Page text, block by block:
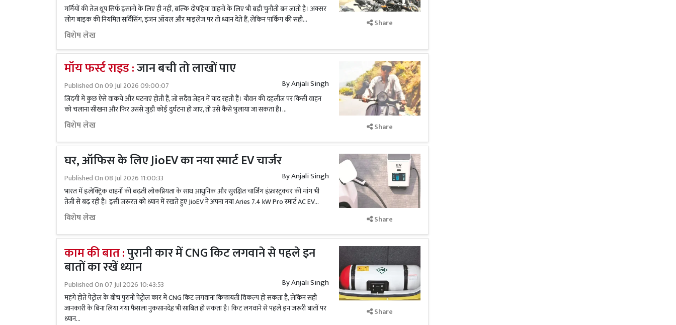
गर्मियों की तेज धूप सिर्फ इंसानों के लिए ही नहीं, बल्कि दोपहिया वाहनों के लिए भी बड़ी चुनौती बन जाती है। अक्सर
लोग बाइक की नियमित सर्विसिंग, इंजन ऑयल और माइलेज पर तो ध्यान देते हैं, लेकिन पार्किंग की सही...
विशेष लेख
Share
मॉय फर्स्ट राइड :जान बची तो लाखों पाए
Published On09 Jul 2026 09:00:07 ByAnjali Singh
जिंदगी में कुछ ऐसे वाकये और घटनाएं होती हैं, जो सदैव जेहन में याद रहती हैं। यौवन की दहलीज पर किसी वाहन
को चलाना सीखना और फिर उससे जुड़ी कोई दुर्घटना हो जाए, तो उसे कैसे भुलाया जा सकता है।...
विशेष लेख Share
घर, ऑफिस के लिए JioEV का नया स्मार्ट EV चार्जर
Published On08 Jul 2026 11:00:33 ByAnjali Singh
भारत में इलेक्ट्रिक वाहनों की बढ़ती लोकप्रियता के साथ आधुनिक और सुरक्षित चार्जिंग इंफ्रास्ट्रक्चर की मांग भी
तेजी से बढ़ रही है। इसी जरूरत को ध्यान में रखते हुए JioEV ने अपना नया Aries 7.4 kW Pro स्मार्ट AC EV...
विशेष लेख Share
काम की बात :पुरानी कार में CNG किट लगवाने से पहले इन
बातों का रखें ध्यान
Published On07 Jul 2026 10:43:53 ByAnjali Singh
महंगे होते पेट्रोल के बीच पुरानी पेट्रोल कार में CNG किट लगवाना किफायती विकल्प हो सकता है, लेकिन सही
जानकारी के बिना लिया गया फैसला नुकसानदेह भी साबित हो सकता है। किट लगवाने से पहले इन जरूरी बातों पर
ध्यान...
Share